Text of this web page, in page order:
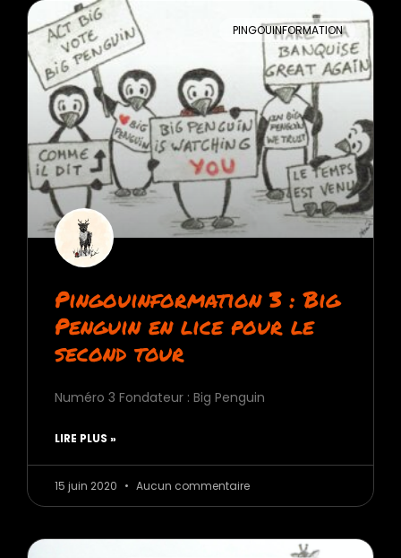
PINGOUINFORMATION
Pingouinformation 3 : Big
Penguin en lice pour le
second tour
Numéro 3 Fondateur : Big Penguin
LIRE PLUS »
15 juin 2020 Aucun commentaire